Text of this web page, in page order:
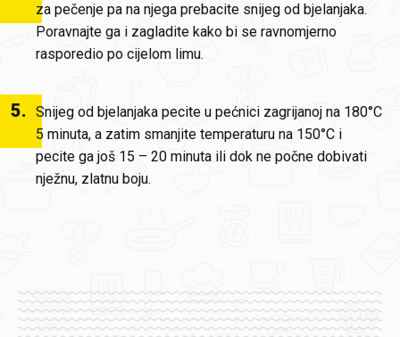
za pečenje pa na njega prebacite snijeg od bjelanjaka.
Poravnajte ga i zagladite kako bi se ravnomjerno
rasporedio po cijelom limu.
5. Snijeg od bjelanjaka pecite u pećnici zagrijanoj na 180°C
5 minuta, a zatim smanjite temperaturu na 150°C i
pecite ga još 15 – 20 minuta ili dok ne počne dobivati
nježnu, zlatnu boju.